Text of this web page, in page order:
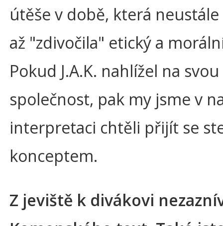
útěše v době, která
až "zdivočila" etický a
Pokud J.A.K. nahlížel na svou
společnost, pak my jsme v
interpretaci chtěli přijít se
konceptem.
Z jeviště k divákovi